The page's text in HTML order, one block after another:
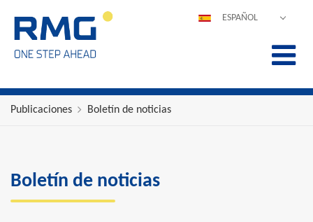
ESPAÑOL
Publicaciones Boletín de noticias
Boletín de noticias